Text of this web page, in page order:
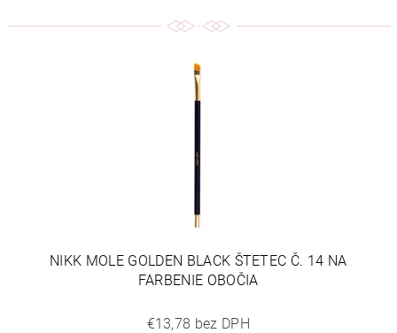
NIKK MOLE GOLDEN BLACK ŠTETEC Č. 14 NA
FARBENIE OBOČIA
€13,78 bez DPH